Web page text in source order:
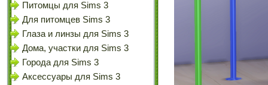
Питомцы для Sims 3
Для питомцев Sims 3
Глаза и линзы для Sims 3
Дома, участки для Sims 3
Города для Sims 3
Аксессуары для Sims 3